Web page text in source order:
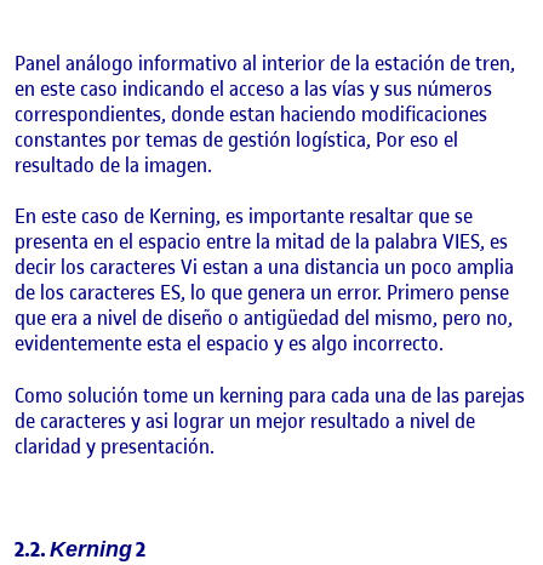
Panel análogo informativo al interior de la estación de tren,
en este caso indicando el acceso a las vías y sus números
correspondientes, donde estan haciendo modificaciones
constantes por temas de gestión logística, Por eso el
resultado de la imagen.
En este caso de Kerning, es importante resaltar que se
presenta en el espacio entre la mitad de la palabra VIES, es
decir los caracteres Vi estan a una distancia un poco amplia
de los caracteres ES, lo que genera un error. Primero pense
que era a nivel de diseño o antigüedad del mismo, pero no,
evidentemente esta el espacio y es algo incorrecto.
Como solución tome un kerning para cada una de las parejas
de caracteres y asi lograr un mejor resultado a nivel de
claridad y presentación.
2.2. Kerning2